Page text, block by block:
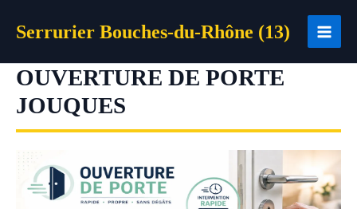
Serrurier Bouches-du-Rhône (13)
OUVERTURE DE PORTE
JOUQUES